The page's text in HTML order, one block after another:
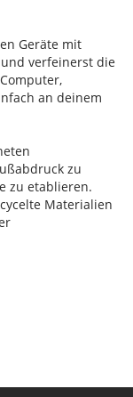
Geräte mit
verfeinerst die
an deinem
zu
zu etablieren.
Materialien